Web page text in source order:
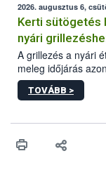
érésű szőlőkben is
védekezésre. Az
felhasználók
engedélyezett.
2026. augusztus 6,
Kerti sütögetés
nyári
A grillezés a nyári
meleg időjárás
gyorsabb
ezért nem csupán
higiéniai szabályok
biztonsági Hivatal
TOVÁBB >